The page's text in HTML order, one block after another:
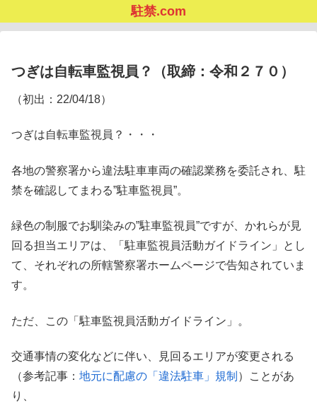
駐禁.com
つぎは自転車監視員？（取締：令和２７０）
（初出：22/04/18）
つぎは自転車監視員？・・・
各地の警察署から違法駐車車両の確認業務を委託され、駐
禁を確認してまわる”駐車監視員”。
緑色の制服でお馴染みの”駐車監視員”ですが、かれらが見
回る担当エリアは、「駐車監視員活動ガイドライン」とし
て、それぞれの所轄警察署ホームページで告知されていま
す。
ただ、この「駐車監視員活動ガイドライン」。
交通事情の変化などに伴い、見回るエリアが変更される
（参考記事： 地元に配慮の「違法駐車」規制 ）ことがあ
り、